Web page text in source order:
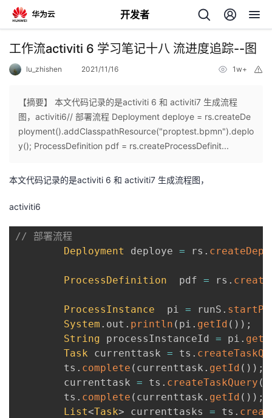
开发者
返
个
人
主
页
我
的
开
工作流activiti 6 学习笔记十八 流进度追踪--图
lu_zhishen 2021/11/16 1w+
【摘要】 本文代码记录的是activiti 6 和 activiti7 生成流程
图，activiti6// 部署流程 Deployment deploye = rs.createDe
ployment().addClasspathResource("proptest.bpmn").deplo
y(); ProcessDefinition pdf = rs.createProcessDefinit...
本文代码记录的是activiti 6 和 activiti7 生成流程图，
activiti6
// 部署流程
Deployment
deploye = rs .
ProcessDefinition
  pdf
= rs .
ProcessInstance
  pi
= runS .
System . out . println ( pi . getId ( ) ) ;
String processInstanceId = pi .
Task currenttask = ts .
		ts
. complete ( currenttask . getId ( ) ) ;
		currenttask
= ts . createTaskQuery (
		ts
. complete ( currenttask . getId ( ) ) ;
List<Task> currenttasks = ts .